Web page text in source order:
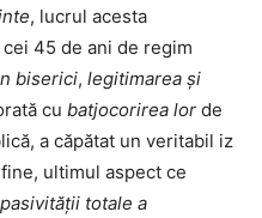
, lucrul acesta
45 de ani de regim
biserici, legitimarea și
cu batjocorirea lor de
a căpătat un veritabil iz
ultimul aspect ce
totale a